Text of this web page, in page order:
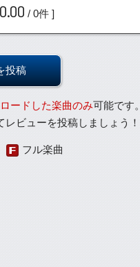
0.00 / 0件 ]
投稿
ードした楽曲のみ可能です。
ビューを投稿しましょう！
フル楽曲